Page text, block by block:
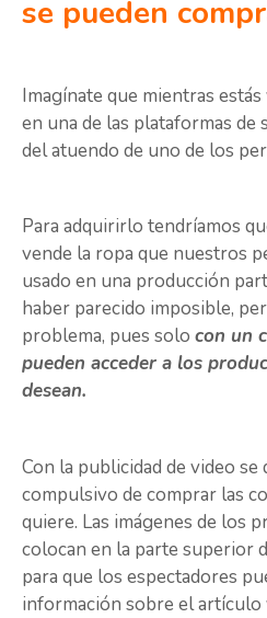
se pueden
Imagínate que mientras
en una de las plataformas
del atuendo de uno de los
Para adquirirlo tendríamos
vende la ropa que nuestros
usado en una producción
haber parecido imposible,
problema, pues solo con un
pueden acceder a los
desean.
Con la publicidad de video se
compulsivo de comprar las
quiere. Las imágenes de los
colocan en la parte superior
para que los espectadores
información sobre el artículo